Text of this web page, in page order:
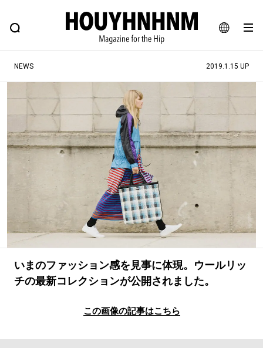
JA
EN
FEATURE BLOG SNAP
ヒップなファッション、カルチャー、ライフスタイルWEBマガジン
#注目のタグ
#SHOPPING ADDICT #憧れの逸品
#ESSENTIAL DESIGNS #古着サミット
#NEW VINTAGE #マイナーグッド図鑑
#路地裏てぃーん。 #MONTHLY JOURNAL
#GH 銘品の所以 #フイナムのYouTube
#Commune H #FOCUS IT #AH.H
#LIFESTYLE #SNEAKER #OUTDOOR
#SPORTS #HANDSOME HANDBOOK
NEWS 2019.1.15 UP
いまのファッション感を見事に体現。ウールリッ
チの最新コレクションが公開されました。
この画像の記事はこちら